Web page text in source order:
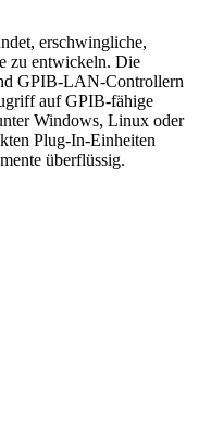
erschwingliche,
zu entwickeln. Die
GPIB-LAN-Controllern
auf GPIB-fähige
Windows, Linux oder
Plug-In-Einheiten
überflüssig.